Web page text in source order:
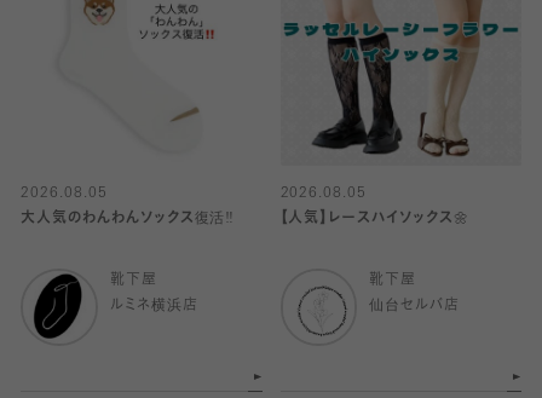
2026.08.05
大人気のわんわんソックス復活‼️
靴下屋
ルミネ横浜店
2026.08.05
【人気】レースハイソックス🌼
靴下屋
仙台セルバ店